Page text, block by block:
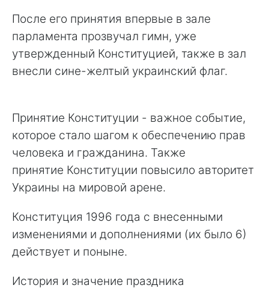
После его принятия впервые в зале
парламента прозвучал гимн, уже
утвержденный Конституцией, также в зал
внесли сине-желтый украинский флаг.
Принятие Конституции - важное событие,
которое стало шагом к обеспечению прав
человека и гражданина. Также
принятие Конституции повысило авторитет
Украины на мировой арене.
Конституция 1996 года с внесенными
изменениями и дополнениями (их было 6)
действует и поныне.
История и значение праздника